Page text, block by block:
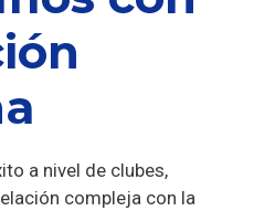
a nivel de clubes,
compleja con la